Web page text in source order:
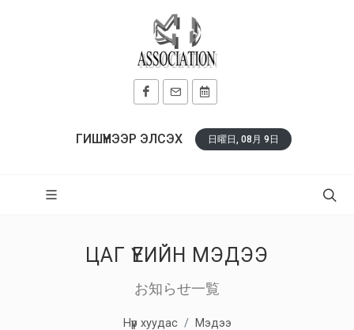
ГИШҮҮНЭЭР ЭЛСЭХ 日曜日, 08月 9日
ЦАГ ҮЕИЙН МЭДЭЭ
お知らせ一覧
Нүүр хуудас Мэдээ